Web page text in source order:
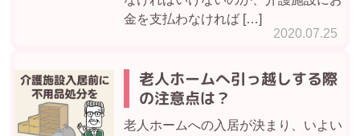
2020.07.25
金を支払わなければ […]
老人ホームへ引っ越しする際
の注意点は？
老人ホームへの入居が決まり、いよい